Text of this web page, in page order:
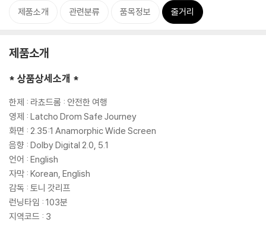
제품소개 관련분류 품목정보 줄거리
제품소개
* 상품상세소개 *
한제 : 라쵸드롬 : 안전한 여행
영제 : Latcho Drom Safe Journey
화면 : 2.35:1 Anamorphic Wide Screen
음향 : Dolby Digital 2.0, 5.1
언어 : English
자막 : Korean, English
감독 : 토니 갓리프
런닝타임 : 103분
지역코드 : 3